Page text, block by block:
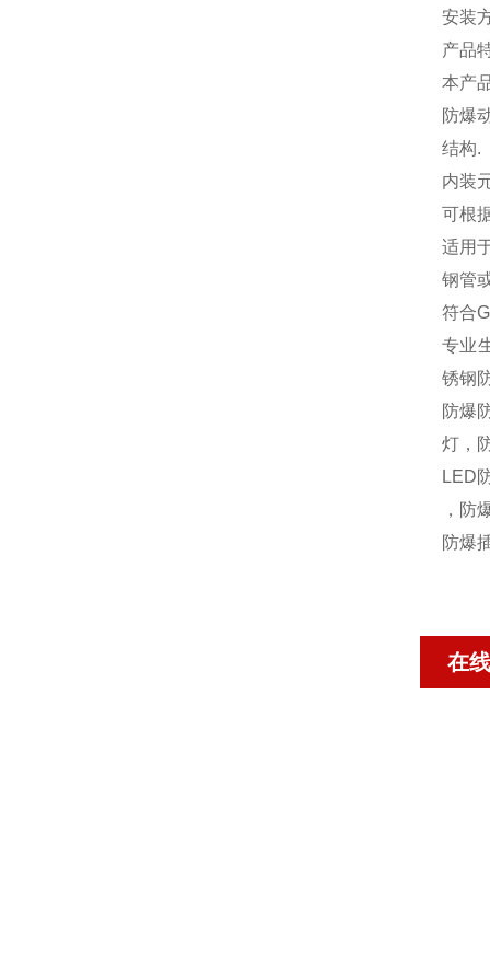
安装
产品
本产
防爆
结构.
内装
可根
适用
钢管
符合
专业
锈钢
防爆
灯，
LED
，防
防爆
在